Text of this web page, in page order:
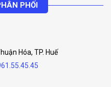
PHỐI
Hóa, TP. Huế